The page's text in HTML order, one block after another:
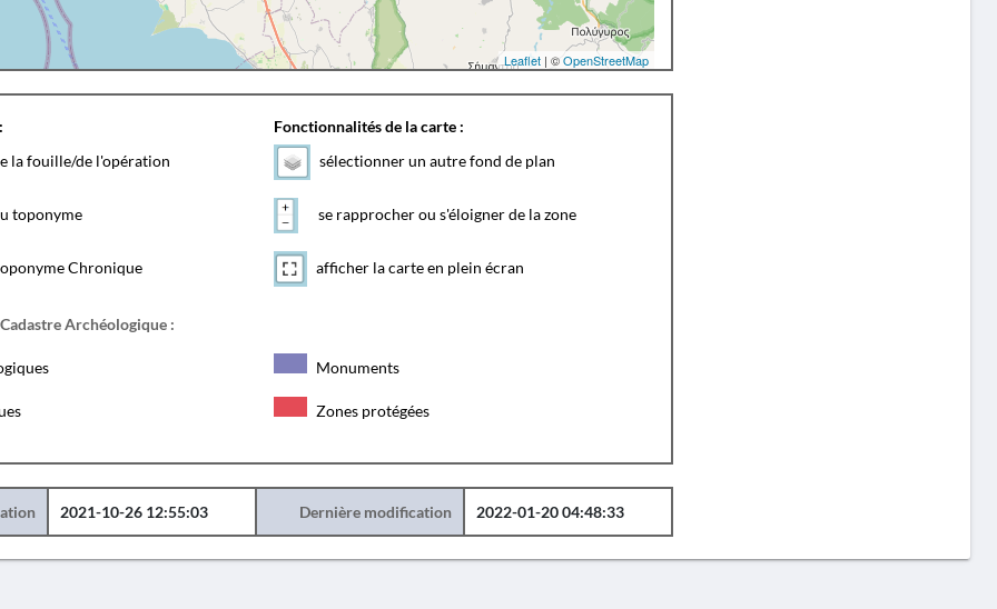
Leaflet| ©OpenStreetMap
la fouille/de l'opération
toponyme
Chronique
Fonctionnalités de la carte :
sélectionner un autre fond de plan
se rapprocher ou s'éloigner de la zone
afficher la carte en plein écran
Archéologique :
Monuments
Zones protégées
2021-10-26 12:55:03 Dernière modification 2022-01-20 04:48:33